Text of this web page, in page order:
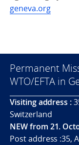
geneva.org
Permanent
WTO/EFTA in
Visiting address :
Switzerland
NEW from 21.
Post address :35,